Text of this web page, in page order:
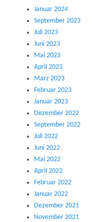
Januar 2024
September 2023
Juli 2023
Juni 2023
Mai 2023
April 2023
März 2023
Februar 2023
Januar 2023
Dezember 2022
September 2022
Juli 2022
Juni 2022
Mai 2022
April 2022
Februar 2022
Januar 2022
Dezember 2021
November 2021